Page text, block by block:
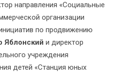
направления «Социальные
организации
по продвижению
Яблонский и директор
учреждения
детей «Станция юных